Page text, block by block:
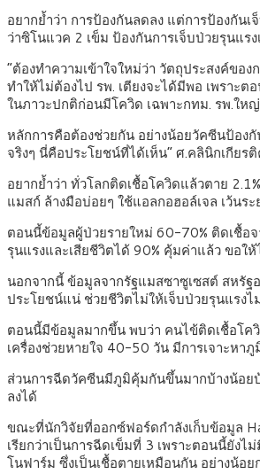
อยากย้ำว่า การป้องกันลดลง แต่การป้องกัน
ว่าซิโนแวค 2 เข็ม ป้องกันการเจ็บป่วยรุน
“ต้องทำความเข้าใจใหม่ว่า วัตถุประสงค์ข
ทำให้ไม่ต้องไป รพ. เตียงจะได้มีพอ เพราะ
ในภาวะปกติก่อนมีโควิด เฉพาะกทม. รพ.ให
หลักการคือต้องช่วยกัน อย่างน้อยวัคซีนป้อง
จริงๆ นี่คือประโยชน์ที่ได้เห็น” ศ.คลินิกเ
อยากย้ำว่า ทั่วโลกติดเชื้อโควิดแล้วตาย
แมสก์ ล้างมือบ่อยๆ ใช้แอลกอฮอล์เจล เว้นร
ตอนนี้ข้อมูลผู้ป่วยรายใหม่ 60-70% ติดเชื้อ
รุนแรงและเสียชีวิตได้ 90% คุ้มค่าแล้ว ขอใ
นอกจากนี้ ข้อมูลจากรัฐแมสซาซูเซสต์ สหรัฐ
ประโยชน์แน่ ช่วยชีวิตไม่ให้เจ็บป่วยรุนแร
ตอนนี้มีข้อมูลมากขึ้น พบว่า คนไข้ติดเชื้อโค
เครื่องช่วยหายใจ 40-50 วัน มีการเจาะหา
ส่วนการฉีดวัคซีนมีภูมิคุ้มกันขึ้นมากบ้างน้อย
ลงได้
ขณะที่นักวิจัยที่ออกซ์ฟอร์ดกำลังเก็บข้อมูล
เรียกว่าเป็นการฉีดเข็มที่ 3 เพราะตอนนี้ยัง
โนฟาร์ม ซึ่งเป็นเชื้อตายเหมือนกัน อย่างน้อ